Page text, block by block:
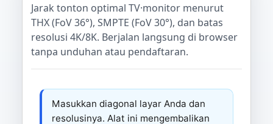
Jarak tonton optimal TV·monitor menurut
THX (FoV 36°), SMPTE (FoV 30°), dan batas
resolusi 4K/8K. Berjalan langsung di browser
tanpa unduhan atau pendaftaran.
Masukkan diagonal layar Anda dan
resolusinya. Alat ini mengembalikan